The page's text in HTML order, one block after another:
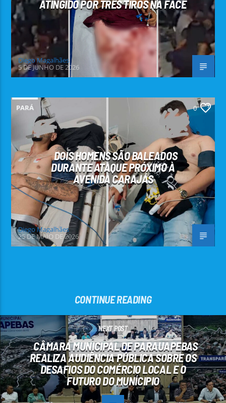
ATINGIDO POR TRÊS TIROS NA FACE
Diego Magalhães
5 DE JUNHO DE 2026
PARÁ 0
DOIS HOMENS SÃO BALEADOS
DURANTE ATAQUE PRÓXIMO À
AVENIDA CARAJÁS
Diego Magalhães
25 DE MAIO DE 2026
CONTINUE READING
NEXT POST
CÂMARA MUNICIPAL DE PARAUAPEBAS
REALIZA AUDIÊNCIA PÚBLICA SOBRE OS
DESAFIOS DO COMÉRCIO LOCAL E O
FUTURO DO MUNÍCIPIO